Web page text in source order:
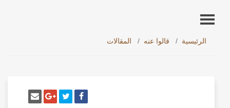
الرئيسية قالوا عنه المقالات
شارك على فيسبوك
أنشر تغريدةشارك على